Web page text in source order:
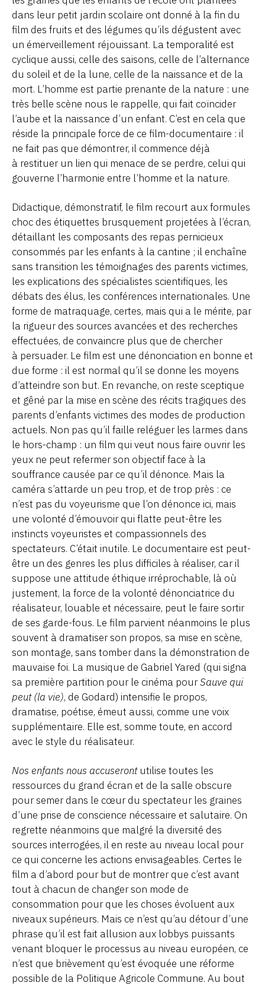
dans leur petit jardin scolaire ont donné à la fin du
film des fruits et des légumes qu’ils dégustent avec
un émerveillement réjouissant. La temporalité est
cyclique aussi, celle des saisons, celle de l’alternance
du soleil et de la lune, celle de la naissance et de la
mort. L’homme est partie prenante de la nature : une
très belle scène nous le rappelle, qui fait coïncider
l’aube et la naissance d’un enfant. C’est en cela que
réside la principale force de ce film-documentaire : il
ne fait pas que démontrer, il commence déjà
à restituer un lien qui menace de se perdre, celui qui
gouverne l’harmonie entre l’homme et la nature.
Didactique, démonstratif, le film recourt aux formules
choc des étiquettes brusquement projetées à l’écran,
détaillant les composants des repas pernicieux
consommés par les enfants à la cantine ; il enchaîne
sans transition les témoignages des parents victimes,
les explications des spécialistes scientifiques, les
débats des élus, les conférences internationales. Une
forme de matraquage, certes, mais qui a le mérite, par
la rigueur des sources avancées et des recherches
effectuées, de convaincre plus que de chercher
à persuader. Le film est une dénonciation en bonne et
due forme : il est normal qu’il se donne les moyens
d’atteindre son but. En revanche, on reste sceptique
et gêné par la mise en scène des récits tragiques des
parents d’enfants victimes des modes de production
actuels. Non pas qu’il faille reléguer les larmes dans
le hors-champ : un film qui veut nous faire ouvrir les
yeux ne peut refermer son objectif face à la
souffrance causée par ce qu’il dénonce. Mais la
caméra s’attarde un peu trop, et de trop près : ce
n’est pas du voyeurisme que l’on dénonce ici, mais
une volonté d’émouvoir qui flatte peut-être les
instincts voyeuristes et compassionnels des
spectateurs. C’était inutile. Le documentaire est peut-
être un des genres les plus difficiles à réaliser, car il
suppose une attitude éthique irréprochable, là où
justement, la force de la volonté dénonciatrice du
réalisateur, louable et nécessaire, peut le faire sortir
de ses garde-fous. Le film parvient néanmoins le plus
souvent à dramatiser son propos, sa mise en scène,
son montage, sans tomber dans la démonstration de
mauvaise foi. La musique de Gabriel Yared (qui signa
sa première partition pour le cinéma pourSauve qui
peut (la vie), de Godard) intensifie le propos,
dramatise, poétise, émeut aussi, comme une voix
supplémentaire. Elle est, somme toute, en accord
avec le style du réalisateur.
Nos enfants nous accuserontutilise toutes les
ressources du grand écran et de la salle obscure
pour semer dans le cœur du spectateur les graines
d’une prise de conscience nécessaire et salutaire. On
regrette néanmoins que malgré la diversité des
sources interrogées, il en reste au niveau local pour
ce qui concerne les actions envisageables. Certes le
film a d’abord pour but de montrer que c’est avant
tout à chacun de changer son mode de
consommation pour que les choses évoluent aux
niveaux supérieurs. Mais ce n’est qu’au détour d’une
phrase qu’il est fait allusion aux lobbys puissants
venant bloquer le processus au niveau européen, ce
n’est que brièvement qu’est évoquée une réforme
possible de la Politique Agricole Commune. Au bout